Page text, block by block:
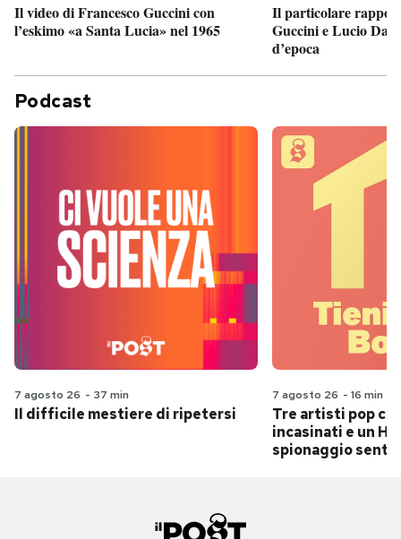
Il video di Francesco Guccini con
l’eskimo «a Santa Lucia» nel 1965
Il particolare
Guccini e Lucio
d’epoca
Podcast
7 agosto 26 - 37 min
Il difficile mestiere di ripetersi
7 agosto 26 - 16 min
Tre artisti pop
incasinati e un
spionaggio